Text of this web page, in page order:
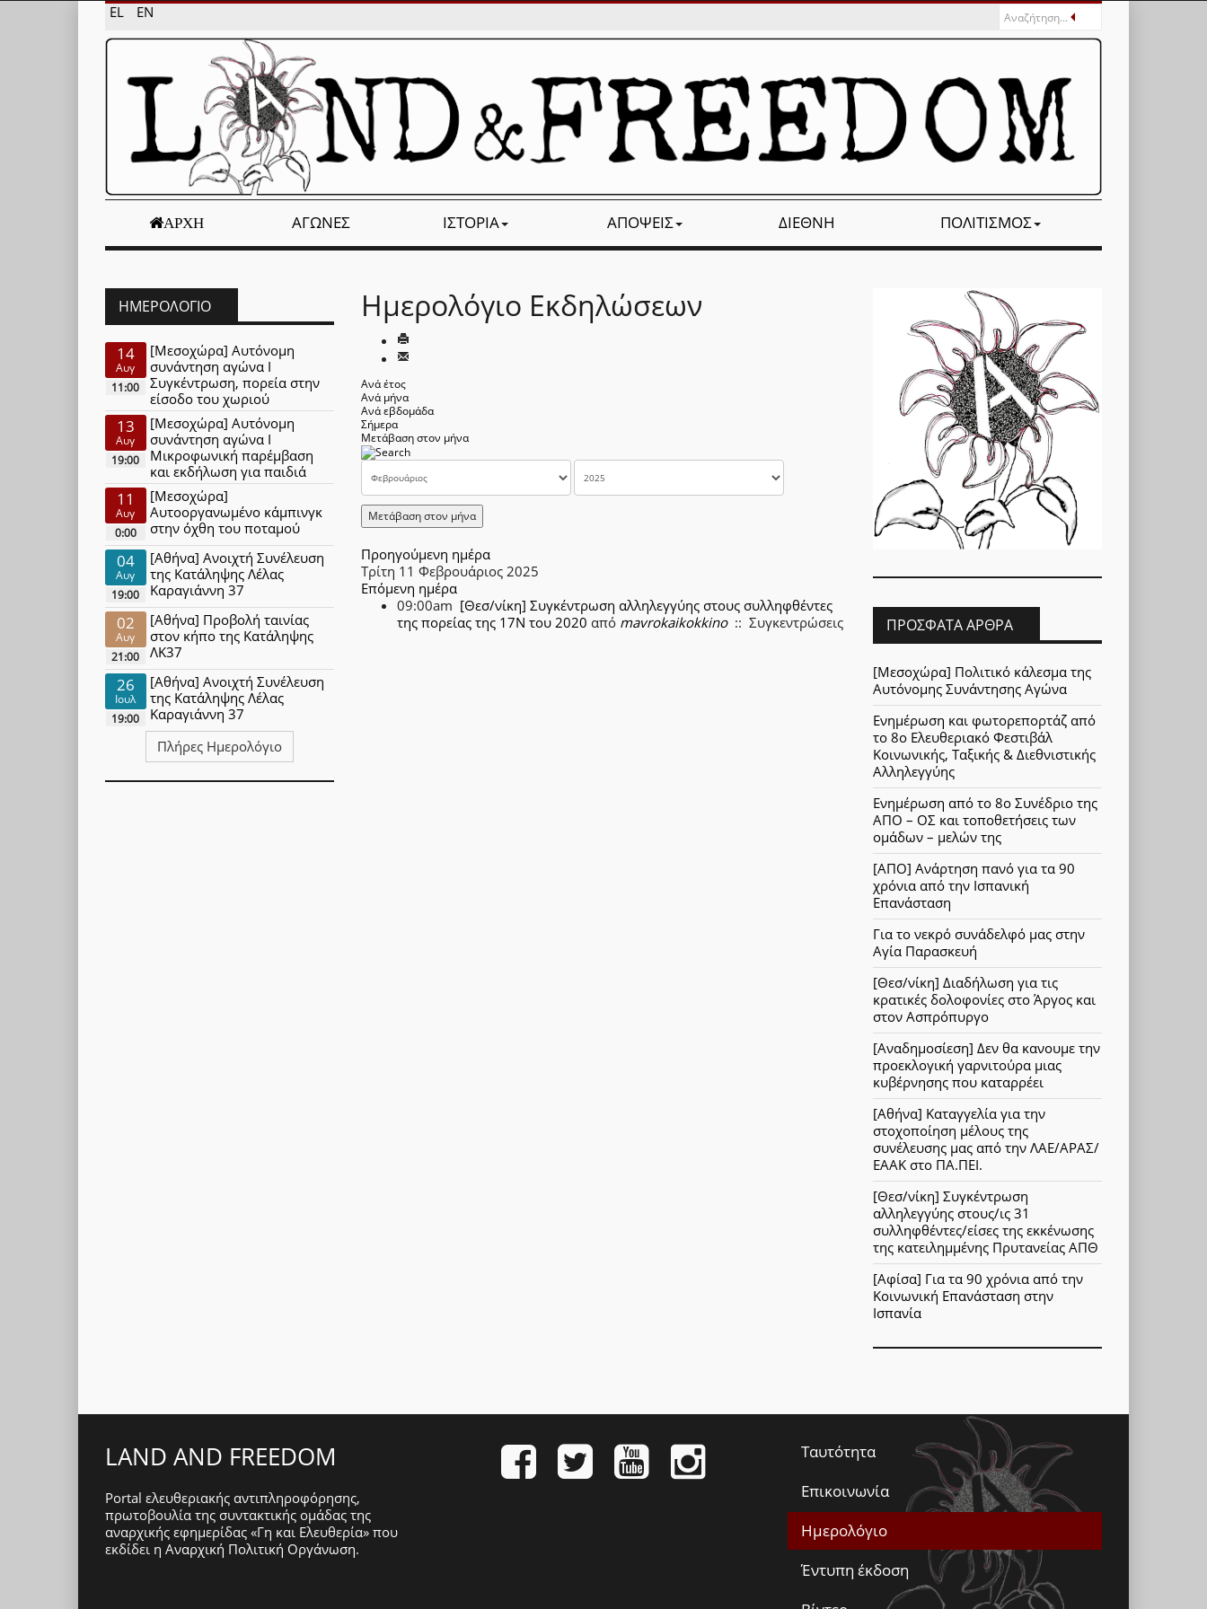
EL EN
ΑΡΧΉ ΑΓΏΝΕΣ ΙΣΤΟΡΊΑ ΑΠΌΨΕΙΣ ΔΙΕΘΝΉ ΠΟΛΙΤΙΣΜΌΣ
Ημερολόγιο Εκδηλώσεων
Ανά έτος
Ανά μήνα
Ανά εβδομάδα
Σήμερα
Μετάβαση στον μήνα
Μετάβαση στον μήνα
Προηγούμενη ημέρα
Τρίτη 11 Φεβρουάριος 2025
Επόμενη ημέρα
09:00am [Θεσ/νίκη] Συγκέντρωση αλληλεγγύης στους συλληφθέντες
της πορείας της 17Ν του 2020 από mavrokaikokkino:: Συγκεντρώσεις
ΗΜΕΡΟΛΌΓΙΟ
14
Αυγ
11:00
[Μεσοχώρα] Αυτόνομη
συνάντηση αγώνα Ι
Συγκέντρωση, πορεία στην
είσοδο του χωριού
13
Αυγ
19:00
[Μεσοχώρα] Αυτόνομη
συνάντηση αγώνα Ι
Μικροφωνική παρέμβαση
και εκδήλωση για παιδιά
11
Αυγ
0:00
[Μεσοχώρα]
Αυτοοργανωμένο κάμπινγκ
στην όχθη του ποταμού
04
Αυγ
19:00
[Αθήνα] Ανοιχτή Συνέλευση
της Κατάληψης Λέλας
Καραγιάννη 37
02
Αυγ
21:00
[Αθήνα] Προβολή ταινίας
στον κήπο της Κατάληψης
ΛΚ37
26
Ιουλ
19:00
[Αθήνα] Ανοιχτή Συνέλευση
της Κατάληψης Λέλας
Καραγιάννη 37
Πλήρες Ημερολόγιο
ΠΡΌΣΦΑΤΑ ΆΡΘΡΑ
[Μεσοχώρα] Πολιτικό κάλεσμα της
Αυτόνομης Συνάντησης Αγώνα
Ενημέρωση και φωτορεπορτάζ από
το 8ο Ελευθεριακό Φεστιβάλ
Κοινωνικής, Ταξικής & Διεθνιστικής
Αλληλεγγύης
Ενημέρωση από το 8ο Συνέδριο της
ΑΠΟ – ΟΣ και τοποθετήσεις των
ομάδων – μελών της
[ΑΠΟ] Ανάρτηση πανό για τα 90
χρόνια από την Ισπανική
Επανάσταση
Για το νεκρό συνάδελφό μας στην
Αγία Παρασκευή
[Θεσ/νίκη] Διαδήλωση για τις
κρατικές δολοφονίες στο Άργος και
στον Ασπρόπυργο
[Αναδημοσίεση] Δεν θα κανουμε την
προεκλογική γαρνιτούρα μιας
κυβέρνησης που καταρρέει
[Αθήνα] Καταγγελία για την
στοχοποίηση μέλους της
συνέλευσης μας από την ΛΑΕ/ΑΡΑΣ/
ΕΑΑΚ στο ΠΑ.ΠΕΙ.
[Θεσ/νίκη] Συγκέντρωση
αλληλεγγύης στους/ις 31
συλληφθέντες/είσες της εκκένωσης
της κατειλημμένης Πρυτανείας ΑΠΘ
[Αφίσα] Για τα 90 χρόνια από την
Κοινωνική Επανάσταση στην
Ισπανία
LAND AND FREEDOM
Portal ελευθεριακής αντιπληροφόρησης,
πρωτοβουλία της συντακτικής ομάδας της
αναρχικής εφημερίδας «Γη και Ελευθερία» που
εκδίδει η Αναρχική Πολιτική Οργάνωση.
Ταυτότητα
Επικοινωνία
Ημερολόγιο
Έντυπη έκδοση